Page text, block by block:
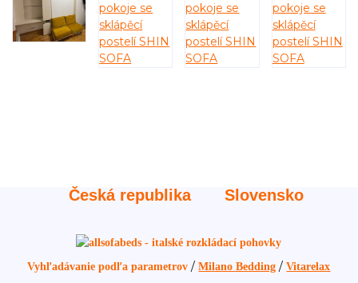
Česká republika Slovensko
Vyhľadávanie podľa parametrov /Milano Bedding /Vitarelax